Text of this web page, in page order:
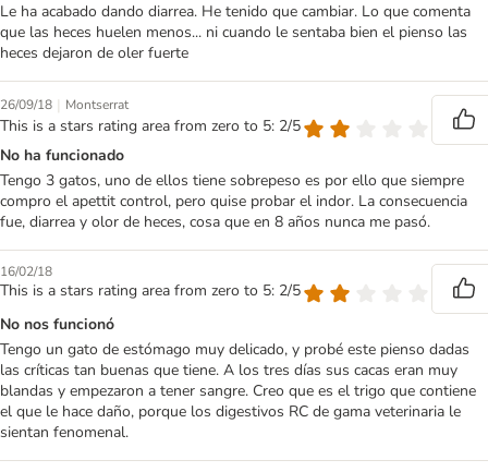
Le ha acabado dando diarrea. He tenido que cambiar. Lo que comenta
que las heces huelen menos... ni cuando le sentaba bien el pienso las
heces dejaron de oler fuerte
26/09/18 | Montserrat
This is a stars rating area from zero to 5: 2/5
No ha funcionado
Tengo 3 gatos, uno de ellos tiene sobrepeso es por ello que siempre
compro el apettit control, pero quise probar el indor. La consecuencia
fue, diarrea y olor de heces, cosa que en 8 años nunca me pasó.
16/02/18
This is a stars rating area from zero to 5: 2/5
No nos funcionó
Tengo un gato de estómago muy delicado, y probé este pienso dadas
las críticas tan buenas que tiene. A los tres días sus cacas eran muy
blandas y empezaron a tener sangre. Creo que es el trigo que contiene
el que le hace daño, porque los digestivos RC de gama veterinaria le
sientan fenomenal.